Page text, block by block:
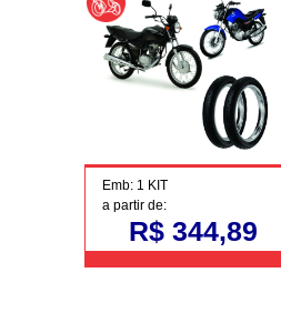
Emb: 1 KIT
a partir de:
R$ 344,89